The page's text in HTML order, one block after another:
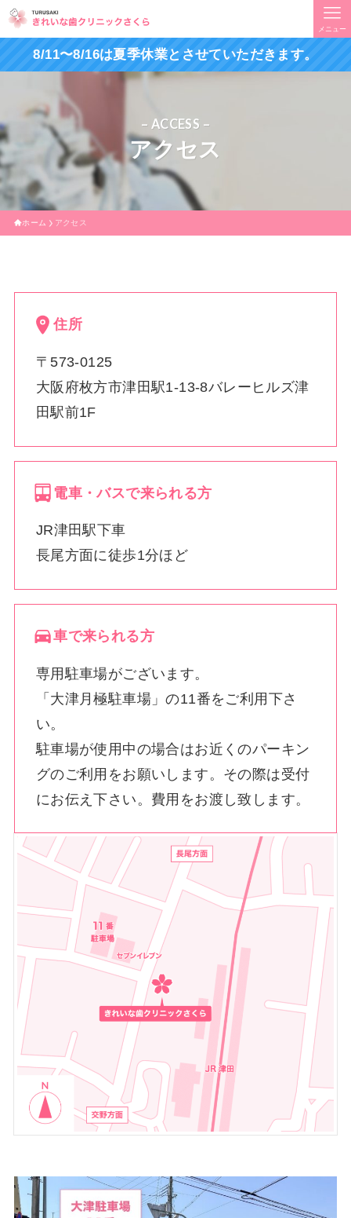
メニュー
8/11〜8/16は夏季休業とさせていただきます。
アクセス
– ACCESS –
ホーム アクセス
住所
〒573-0125
大阪府枚方市津田駅1-13-8バレーヒルズ津
田駅前1F
電車・バスで来られる方
JR津田駅下車
長尾方面に徒歩1分ほど
車で来られる方
専用駐車場がございます。
「大津月極駐車場」の11番をご利用下さ
い。
駐車場が使用中の場合はお近くのパーキン
グのご利用をお願いします。その際は受付
にお伝え下さい。費用をお渡し致します。